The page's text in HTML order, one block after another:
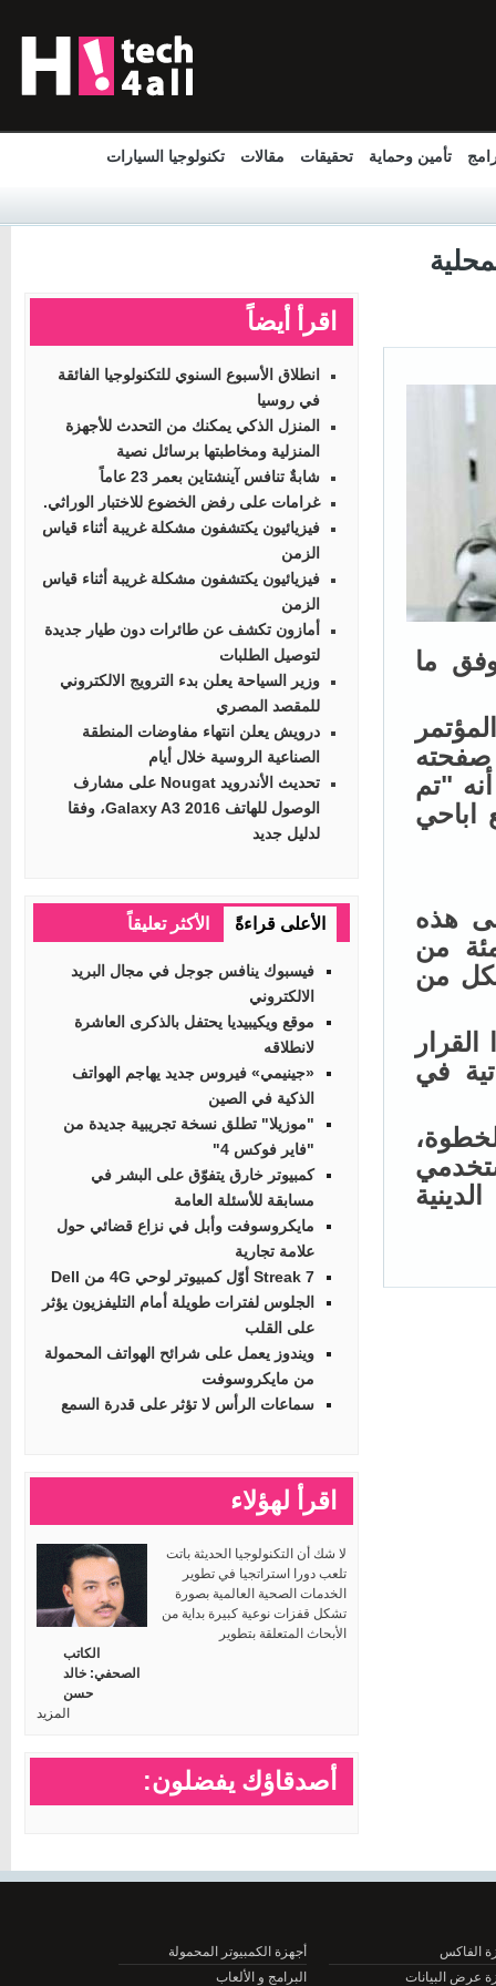
تأمين وحماية تحقيقات مقالات تكنولوجيا السيارات
اقرأ أيضاً
انطلاق الأسبوع السنوي للتكنولوجيا الفائقة
في روسيا
المنزل الذكي يمكنك من التحدث للأجهزة
المنزلية ومخاطبتها برسائل نصية
شابةٌ تنافس آينشتاين بعمر 23 عاماً
غرامات على رفض الخضوع للاختبار الوراثي.
فيزيائيون يكتشفون مشكلة غريبة أثناء قياس
الزمن
فيزيائيون يكتشفون مشكلة غريبة أثناء قياس
الزمن
أمازون تكشف عن طائرات دون طيار جديدة
لتوصيل الطلبات
وزير السياحة يعلن بدء الترويج الالكتروني
للمقصد المصري
درويش يعلن انتهاء مفاوضات المنطقة
الصناعية الروسية خلال أيام
تحديث الأندرويد Nougat على مشارف
الوصول للهاتف Galaxy A3 2016، وفقا
لدليل جديد
الأعلى قراءةً الأكثر تعليقاً
فيسبوك ينافس جوجل في مجال البريد
الالكتروني
موقع ويكيبيديا يحتفل بالذكرى العاشرة
لانطلاقه
«جينيمي» فيروس جديد يهاجم الهواتف
الذكية في الصين
"موزيلا" تطلق نسخة تجريبية جديدة من
"فاير فوكس 4"
كمبيوتر خارق يتفوّق على البشر في
مسابقة للأسئلة العامة
مايكروسوفت وأبل في نزاع قضائي حول
علامة تجارية
Streak 7 أوّل كمبيوتر لوحي 4G من Dell
الجلوس لفترات طويلة أمام التليفزيون يؤثر
على القلب
ويندوز يعمل على شرائح الهواتف المحمولة
من مايكروسوفت
سماعات الرأس لا تؤثر على قدرة السمع
اقرأ لهؤلاء
لا شك أن التكنولوجيا الحديثة باتت
تلعب دورا استراتجيا في تطوير
الخدمات الصحية العالمية بصورة
تشكل قفزات نوعية كبيرة بداية من
الأبحاث المتعلقة بتطوير
الكاتب
الصحفي: خالد
حسن
المزيد
أصدقاؤك يفضلون:
ما
"تم
من 962000 موقع اباحي
الى هذه
40 في المئة من
من
في
أجهزة الكمبيوتر المحمولة
البيانات
البرامج و الألعاب